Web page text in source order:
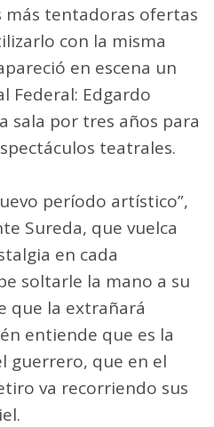
más tentadoras ofertas
con la misma
en escena un
Federal: Edgardo
sala por tres años para
teatrales.
período artístico”,
Sureda, que vuelca
en cada
soltarle la mano a su
que la extrañará
entiende que es la
guerrero, que en el
va recorriendo sus